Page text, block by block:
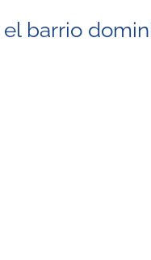
barrio